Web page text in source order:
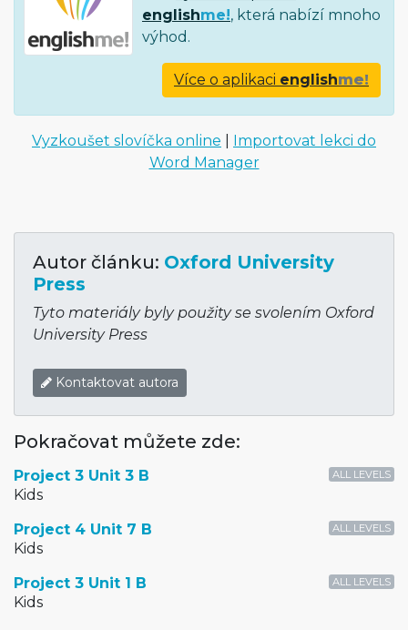
englishme!, která nabízí mnoho
výhod.
Více o aplikaci englishme!
Vyzkoušet slovíčka online
Importovat lekci do
Word Manager
Autor článku: Oxford University
Press
Tyto materiály byly použity se svolením Oxford
University Press
Kontaktovat autora
Pokračovat můžete zde:
ALL LEVELS
Project 3 Unit 3 B
Kids
ALL LEVELS
Project 4 Unit 7 B
Kids
ALL LEVELS
Project 3 Unit 1 B
Kids